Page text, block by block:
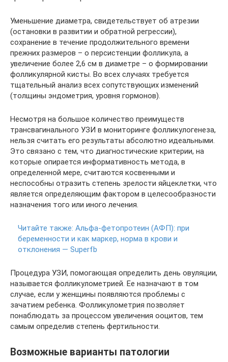
Уменьшение диаметра, свидетельствует об атрезии
(остановки в развитии и обратной регрессии),
сохранение в течение продолжительного времени
прежних размеров – о персистенции фолликула, а
увеличение более 2,6 см в диаметре – о формировании
фолликулярной кисты. Во всех случаях требуется
тщательный анализ всех сопутствующих изменений
(толщины эндометрия, уровня гормонов).
Несмотря на большое количество преимуществ
трансвагинального УЗИ в мониторинге фолликулогенеза,
нельзя считать его результаты абсолютно идеальными.
Это связано с тем, что диагностические критерии, на
которые опирается информативность метода, в
определенной мере, считаются косвенными и
неспособны отразить степень зрелости яйцеклетки, что
является определяющим фактором в целесообразности
назначения того или иного лечения.
Читайте также: Альфа-фетопротеин (АФП): при
беременности и как маркер, норма в крови и
отклонения — Superfb
Процедура УЗИ, помогающая определить день овуляции,
называется фолликулометрией. Ее назначают в том
случае, если у женщины появляются проблемы с
зачатием ребенка. Фолликулометрия позволяет
понаблюдать за процессом увеличения ооцитов, тем
самым определив степень фертильности.
Возможные варианты патологии